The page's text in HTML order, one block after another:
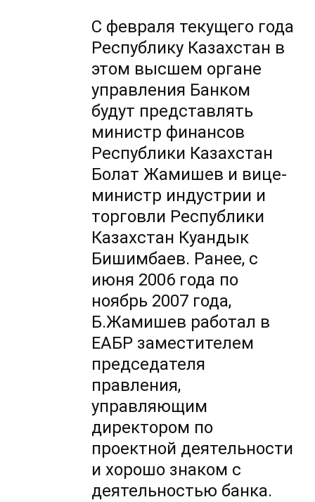
С февраля текущего года
Республику Казахстан в
этом высшем органе
управления Банком
будут представлять
министр финансов
Республики Казахстан
Болат Жамишев и вице-
министр индустрии и
торговли Республики
Казахстан Куандык
Бишимбаев. Ранее, с
июня 2006 года по
ноябрь 2007 года,
Б.Жамишев работал в
ЕАБР заместителем
председателя
правления,
управляющим
директором по
проектной деятельности
и хорошо знаком с
деятельностью банка.